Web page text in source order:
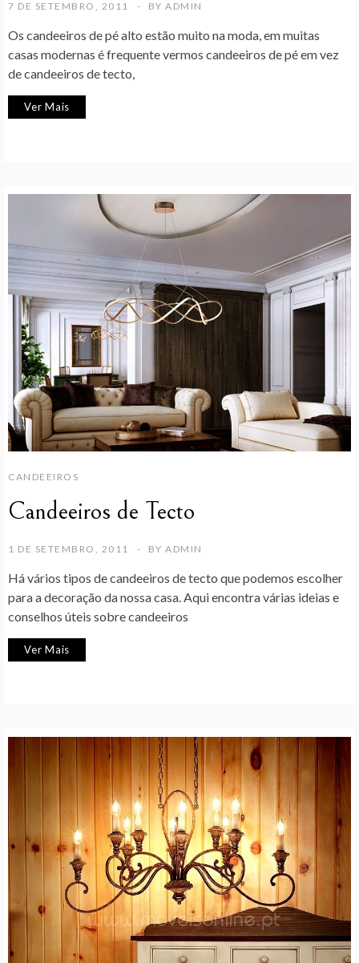
7 DE SETEMBRO, 2011 BY ADMIN
Os candeeiros de pé alto estão muito na moda, em muitas
casas modernas é frequente vermos candeeiros de pé em vez
de candeeiros de tecto,
Ver Mais
CANDEEIROS
Candeeiros de Tecto
1 DE SETEMBRO, 2011 BY ADMIN
Há vários tipos de candeeiros de tecto que podemos escolher
para a decoração da nossa casa. Aqui encontra várias ideias e
conselhos úteis sobre candeeiros
Ver Mais